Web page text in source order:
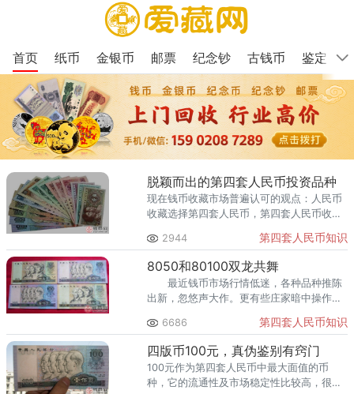
首页 纸币 金银币 邮票 纪念钞 古钱币 鉴定
脱颖而出的第四套人民币投资品种
现在钱币收藏市场普遍认可的观点：人民币
收藏选择第四套人民币，第四套人民币收藏
2944
第四套人民币知识
8050和80100双龙共舞
最近钱币市场行情低迷，各种品种推陈
出新，忽悠声大作。更有些庄家暗中操作，
6686
第四套人民币知识
四版币100元，真伪鉴别有窍门
100元作为第四套人民币中最大面值的币
种，它的流通性及市场稳定性比较高，很多